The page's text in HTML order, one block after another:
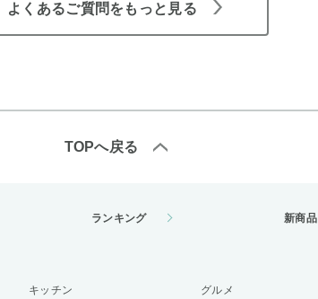
よくあるご質問をもっと見る
TOPへ戻る
ランキング 新商品
キッチン グルメ